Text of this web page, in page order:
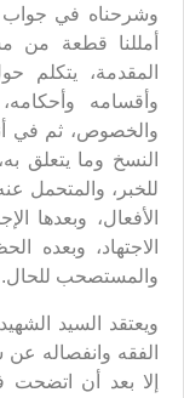
وشرحناه في جواب
أمللنا قطعة من
المقدمة، يتكلم
وأقسامه
والخصوص، ثم في
النسخ وما يتعلق
للخبر، والمتحمل
الأفعال، وبعدها
الاجتهاد، وبعده
والمستصحب للحال.
ويعتقد السيد
الفقه وانفصاله عن
إلا بعد أن اتضحت